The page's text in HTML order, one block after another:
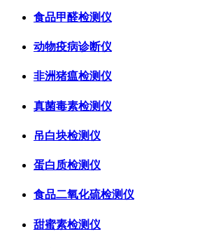
食品甲醛检测仪
动物疫病诊断仪
非洲猪瘟检测仪
真菌毒素检测仪
吊白块检测仪
蛋白质检测仪
食品二氧化硫检测仪
甜蜜素检测仪